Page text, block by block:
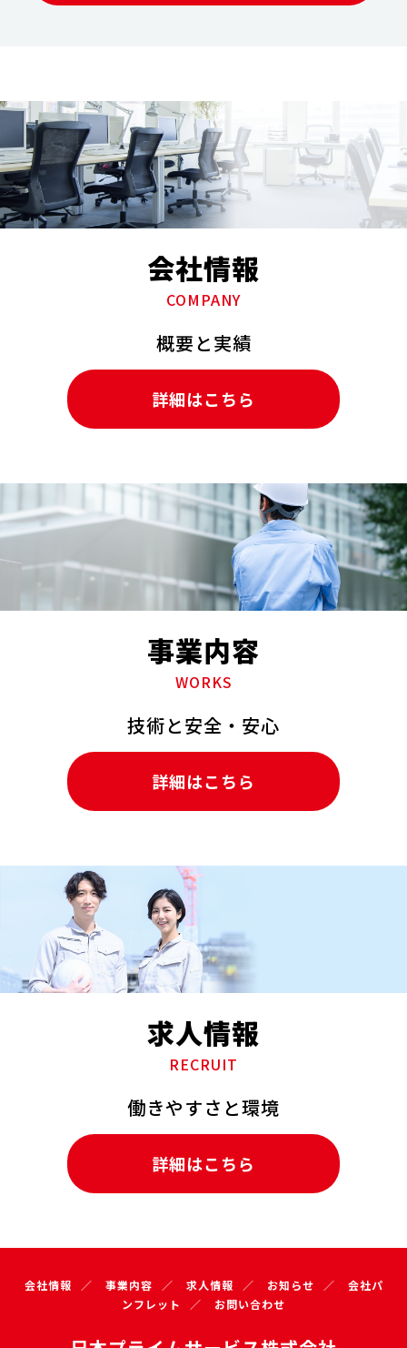
会社情報
COMPANY
概要と実績
詳細はこちら
事業内容
WORKS
技術と安全・安心
詳細はこちら
求人情報
RECRUIT
働きやすさと環境
詳細はこちら
会社情報 事業内容 求人情報 お知らせ
会社パ
ンフレット
お問い合わせ